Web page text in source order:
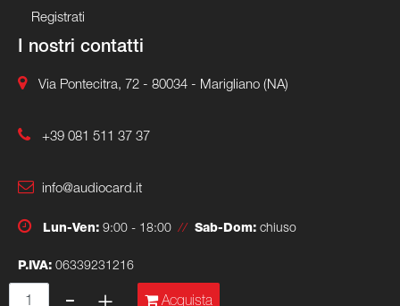
Acquista
Registrati
I nostri contatti
Via Pontecitra, 72 - 80034 - Marigliano (NA)
+39 081 511 37 37
info@audiocard.it
Lun-Ven: 9:00 - 18:00// Sab-Dom: chiuso
P.IVA: 06339231216